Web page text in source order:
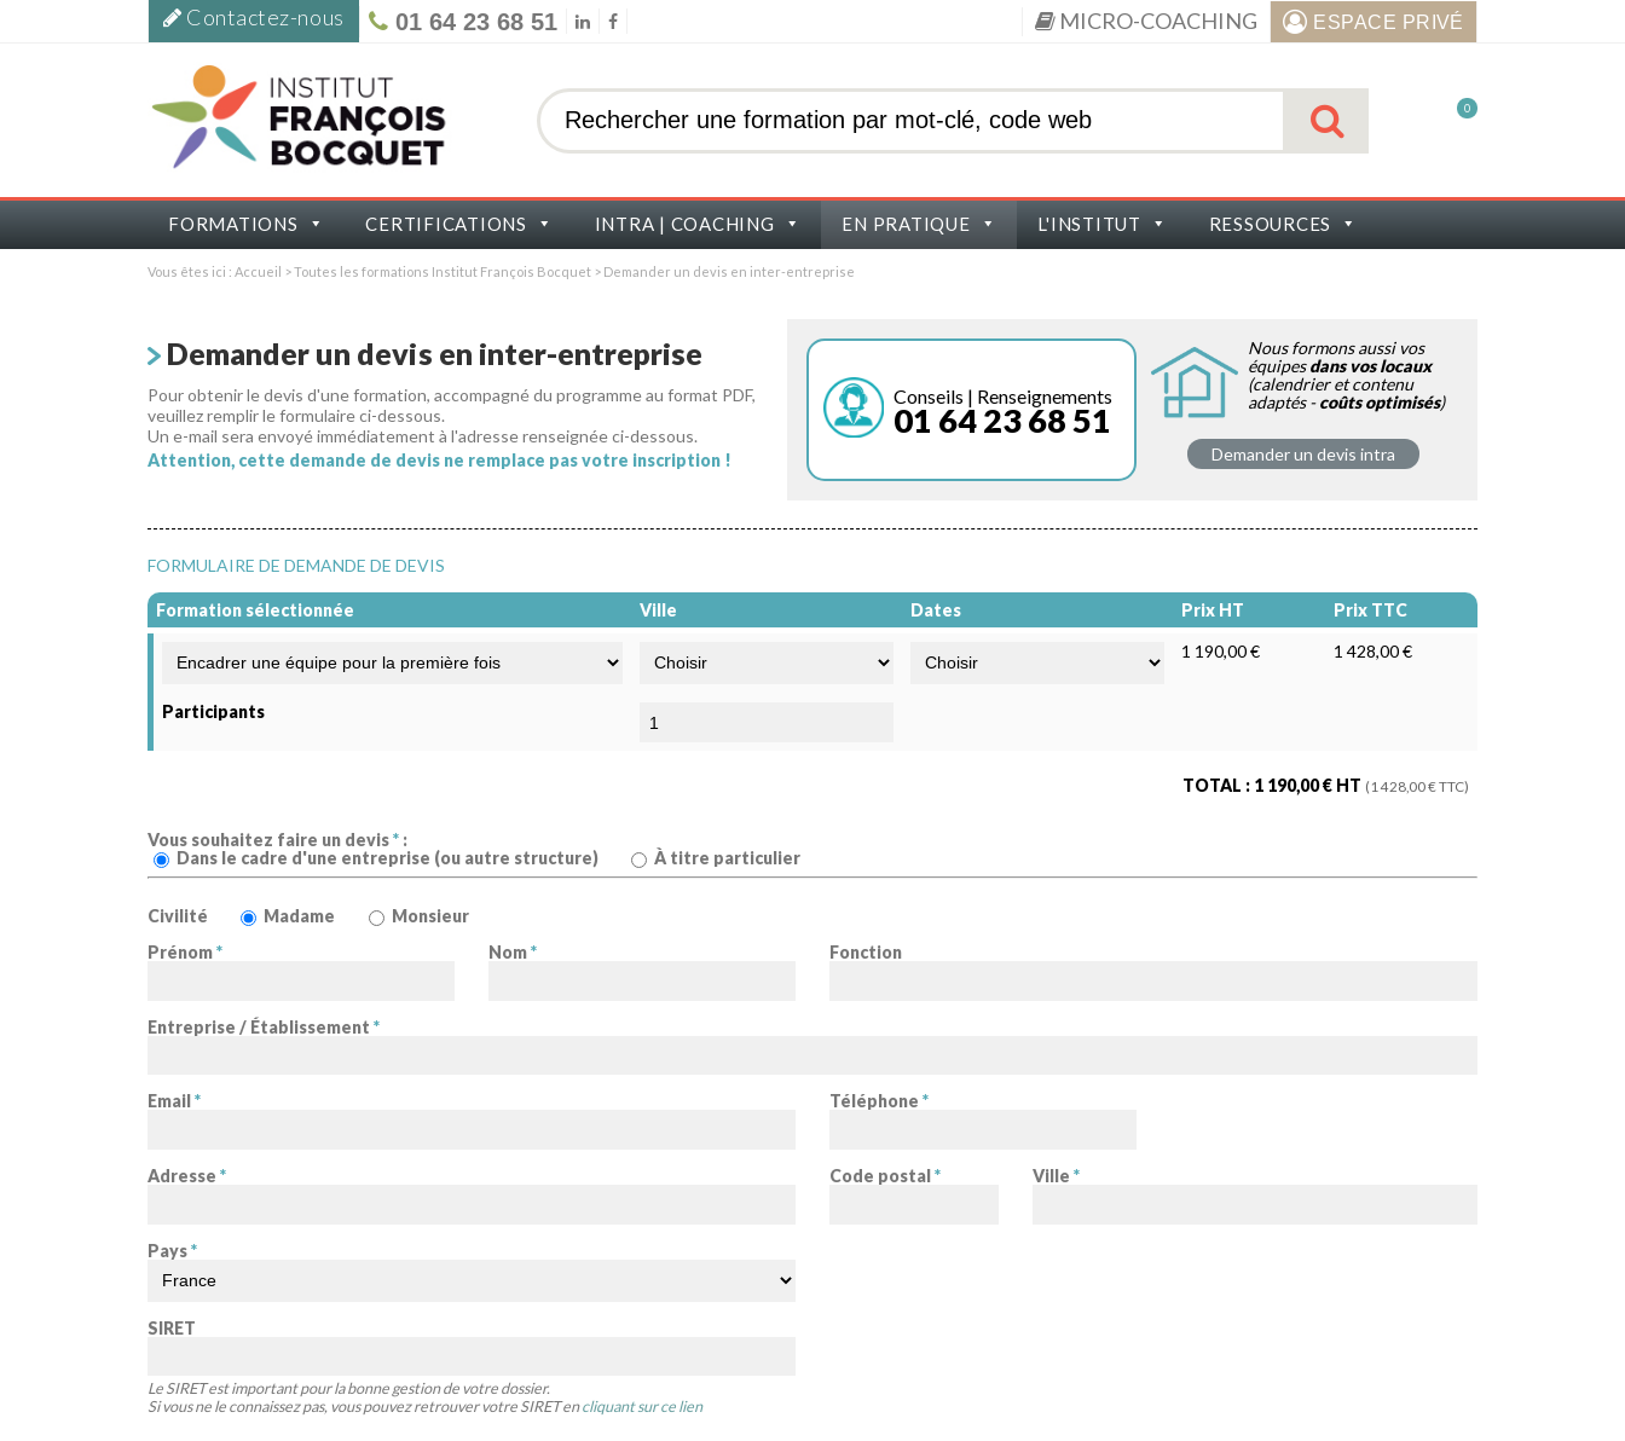
Contactez-nous 01 64 23 68 51 MICRO-COACHING ESPACE PRIVÉ
0
FORMATIONS CERTIFICATIONS INTRA | COACHING EN PRATIQUE L'INSTITUT RESSOURCES
Vous êtes ici : Accueil >Toutes les formations Institut François Bocquet > Demander un devis en inter-entreprise
Demander un devis en inter-entreprise
Pour obtenir le devis d'une formation, accompagné du programme au format PDF,
veuillez remplir le formulaire ci-dessous.
Un e-mail sera envoyé immédiatement à l'adresse renseignée ci-dessous.
Attention, cette demande de devis ne remplace pas votre inscription !
Conseils | Renseignements
01 64 23 68 51
Nous formons aussi vos
équipesdans vos locaux
(calendrier et contenu
adaptés -coûts optimisés)
Demander un devis intra
FORMULAIRE DE DEMANDE DE DEVIS
Formation sélectionnée Ville Dates Prix HT
Prix TTC
1 190,00 €
1 428,00 €
Participants
TOTAL : 1 190,00€ HT ( 1 428,00€ TTC)
Vous souhaitez faire un devis* :
Dans le cadre d'une entreprise (ou autre structure)
À titre particulier
Civilité Madame
Monsieur
Prénom* Nom* Fonction
Entreprise / Établissement *
Email* Téléphone *
Adresse * Code postal* Ville *
Pays*
SIRET
Le SIRET est important pour la bonne gestion de votre dossier.
Si vous ne le connaissez pas, vous pouvez retrouver votre SIRET encliquant sur ce lien